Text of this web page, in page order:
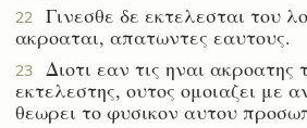
22
Γινεσθε δε εκτελεσται του
ακροαται, απατωντες εαυτους.
23
Διοτι εαν τις ηναι ακροατης
εκτελεστης, ουτος ομοιαζει με
θεωρει το φυσικον αυτου